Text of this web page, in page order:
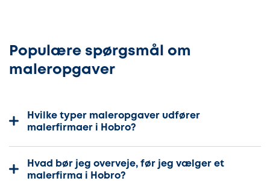
Populære spørgsmål om
maleropgaver
Hvilke typer maleropgaver udfører
malerfirmaer i Hobro?
Hvad bør jeg overveje, før jeg vælger et
malerfirma i Hobro?